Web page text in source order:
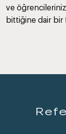
ve
bittiğine dair bir